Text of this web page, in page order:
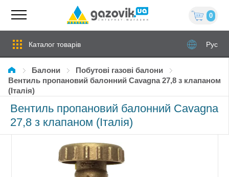
0
Каталог товарів Рус
Балони
Побутові газові балони
Вентиль пропановий балонний Cavagna 27,8 з клапаном
(Італія)
Вентиль пропановий балонний Cavagna
27,8 з клапаном (Італія)